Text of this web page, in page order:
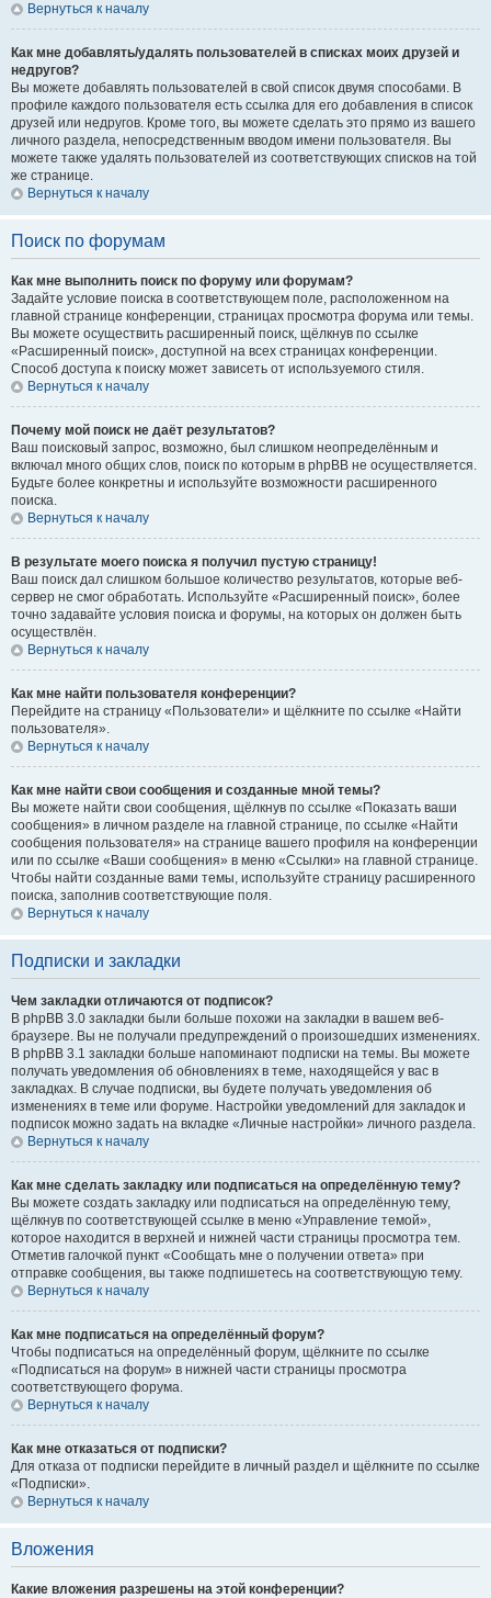
Вернуться к началу
Как мне добавлять/удалять пользователей в списках моих друзей и
недругов?
Вы можете добавлять пользователей в свой список двумя способами. В
профиле каждого пользователя есть ссылка для его добавления в список
друзей или недругов. Кроме того, вы можете сделать это прямо из вашего
личного раздела, непосредственным вводом имени пользователя. Вы
можете также удалять пользователей из соответствующих списков на той
же странице.
Вернуться к началу
Поиск по форумам
Как мне выполнить поиск по форуму или форумам?
Задайте условие поиска в соответствующем поле, расположенном на
главной странице конференции, страницах просмотра форума или темы.
Вы можете осуществить расширенный поиск, щёлкнув по ссылке
«Расширенный поиск», доступной на всех страницах конференции.
Способ доступа к поиску может зависеть от используемого стиля.
Вернуться к началу
Почему мой поиск не даёт результатов?
Ваш поисковый запрос, возможно, был слишком неопределённым и
включал много общих слов, поиск по которым в phpBB не осуществляется.
Будьте более конкретны и используйте возможности расширенного
поиска.
Вернуться к началу
В результате моего поиска я получил пустую страницу!
Ваш поиск дал слишком большое количество результатов, которые веб-
сервер не смог обработать. Используйте «Расширенный поиск», более
точно задавайте условия поиска и форумы, на которых он должен быть
осуществлён.
Вернуться к началу
Как мне найти пользователя конференции?
Перейдите на страницу «Пользователи» и щёлкните по ссылке «Найти
пользователя».
Вернуться к началу
Как мне найти свои сообщения и созданные мной темы?
Вы можете найти свои сообщения, щёлкнув по ссылке «Показать ваши
сообщения» в личном разделе на главной странице, по ссылке «Найти
сообщения пользователя» на странице вашего профиля на конференции
или по ссылке «Ваши сообщения» в меню «Ссылки» на главной странице.
Чтобы найти созданные вами темы, используйте страницу расширенного
поиска, заполнив соответствующие поля.
Вернуться к началу
Подписки и закладки
Чем закладки отличаются от подписок?
В phpBB 3.0 закладки были больше похожи на закладки в вашем веб-
браузере. Вы не получали предупреждений о произошедших изменениях.
В phpBB 3.1 закладки больше напоминают подписки на темы. Вы можете
получать уведомления об обновлениях в теме, находящейся у вас в
закладках. В случае подписки, вы будете получать уведомления об
изменениях в теме или форуме. Настройки уведомлений для закладок и
подписок можно задать на вкладке «Личные настройки» личного раздела.
Вернуться к началу
Как мне сделать закладку или подписаться на определённую тему?
Вы можете создать закладку или подписаться на определённую тему,
щёлкнув по соответствующей ссылке в меню «Управление темой»,
которое находится в верхней и нижней части страницы просмотра тем.
Отметив галочкой пункт «Сообщать мне о получении ответа» при
отправке сообщения, вы также подпишетесь на соответствующую тему.
Вернуться к началу
Как мне подписаться на определённый форум?
Чтобы подписаться на определённый форум, щёлкните по ссылке
«Подписаться на форум» в нижней части страницы просмотра
соответствующего форума.
Вернуться к началу
Как мне отказаться от подписки?
Для отказа от подписки перейдите в личный раздел и щёлкните по ссылке
«Подписки».
Вернуться к началу
Вложения
Какие вложения разрешены на этой конференции?